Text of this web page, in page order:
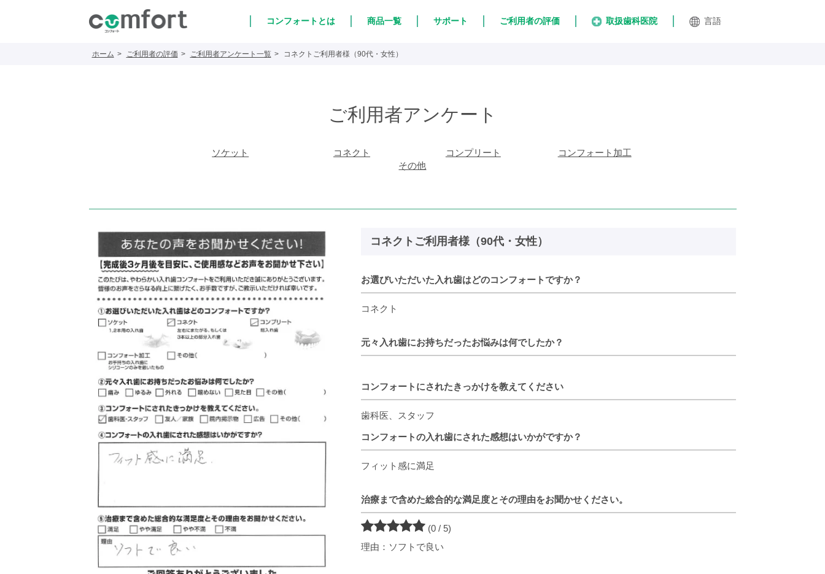
コンフォートとは 商品一覧 サポート ご利用者の評価 取扱歯科医院 言語
ホーム ご利用者の評価 ご利用者アンケート一覧 コネクトご利用者様（90代・女性）
ご利用者アンケート
ソケット コネクト コンプリート
コンフォート加工
その他
コネクトご利用者様（90代・女性）
お選びいただいた入れ歯はどのコンフォートですか？
コネクト
元々入れ歯にお持ちだったお悩みは何でしたか？
コンフォートにされたきっかけを教えてください
歯科医、スタッフ
コンフォートの入れ歯にされた感想はいかがですか？
フィット感に満足
治療まで含めた総合的な満足度とその理由をお聞かせください。
(0 / 5)
理由：ソフトで良い